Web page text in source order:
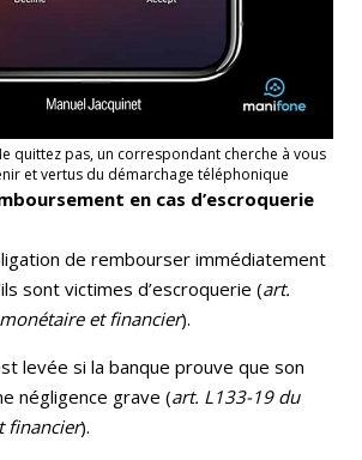
quittez pas, un correspondant cherche à vous
et vertus du démarchage téléphonique
en cas d’escroquerie
de rembourser immédiatement
sont victimes d’escroquerie (art.
et financier).
levée si la banque prouve que son
négligence grave (art. L133-19 du
financier).